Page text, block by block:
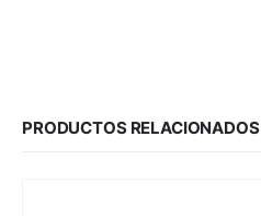
PRODUCTOS RELACIONADOS